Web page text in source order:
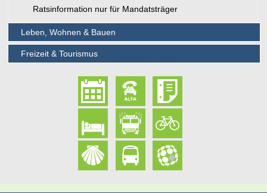
Ratsinformation nur für Mandatsträger
Leben, Wohnen & Bauen
Freizeit & Tourismus